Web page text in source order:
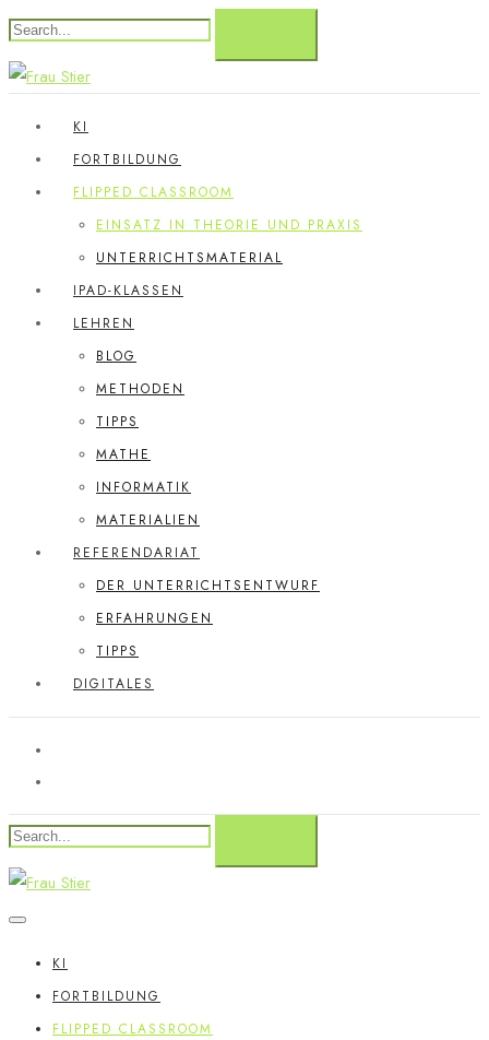
KI
FORTBILDUNG
FLIPPED CLASSROOM
EINSATZ IN THEORIE UND PRAXIS
UNTERRICHTSMATERIAL
IPAD-KLASSEN
LEHREN
BLOG
METHODEN
TIPPS
MATHE
INFORMATIK
MATERIALIEN
REFERENDARIAT
DER UNTERRICHTSENTWURF
ERFAHRUNGEN
TIPPS
DIGITALES
KI
FORTBILDUNG
FLIPPED CLASSROOM